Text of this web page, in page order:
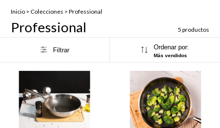
Inicio > Colecciones > Professional
Professional 5 productos
Filtrar Ordenar por:
Más vendidos